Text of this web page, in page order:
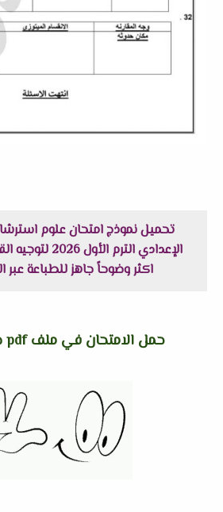
تحميل نموذج امتحان علوم
اكثر وضوحاً جاهز للطباعة عبر
حمل الامتحان في ملف pdf جاهز للطباعة